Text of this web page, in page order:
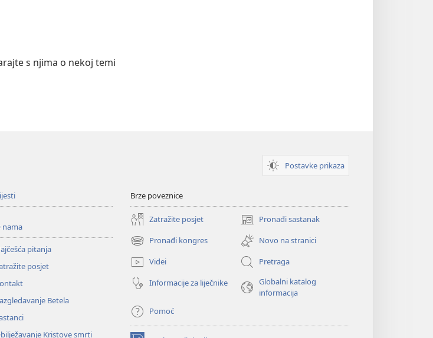
s njima o nekoj temi
Postavke prikaza
nama
pitanja
posjet
Betela
Kristove smrti
Brze poveznice
Zatražite posjet Pronađi sastanak
(otvara
se
novi
prozor)
Pronađi kongres
(otvara
se
novi
prozor)
Novo na stranici
Videi
Pretraga
Informacije za liječnike
Globalni katalog
informacija
Pomoć